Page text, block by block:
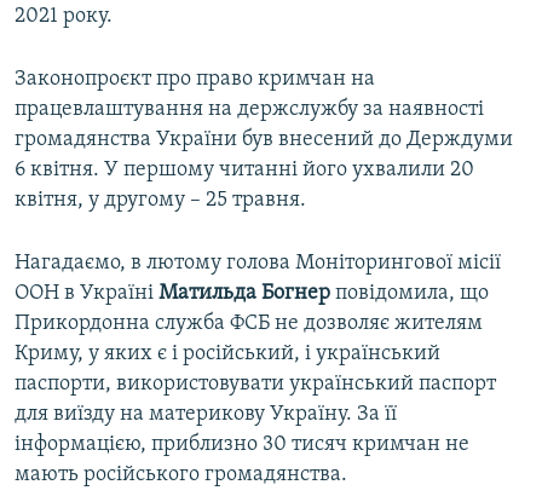
2021 року.
Законопроєкт про право кримчан на
працевлаштування на держслужбу за наявності
громадянства України був внесений до Держдуми
6 квітня. У першому читанні його ухвалили 20
квітня, у другому – 25 травня.
Нагадаємо, в лютому голова Моніторингової місії
ООН в Україні Матильда Богнер повідомила, що
Прикордонна служба ФСБ не дозволяє жителям
Криму, у яких є і російський, і український
паспорти, використовувати український паспорт
для виїзду на материкову Україну. За її
інформацією, приблизно 30 тисяч кримчан не
мають російського громадянства.